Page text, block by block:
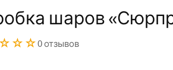
шаров
0 отзывов